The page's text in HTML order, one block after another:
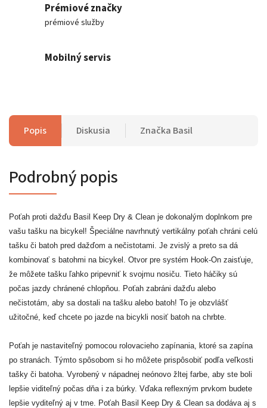
Prémiové značky
prémiové služby
Mobilný servis
Popis Diskusia Značka Basil
Podrobný popis
Poťah proti dažďu Basil Keep Dry & Clean je dokonalým doplnkom pre
vašu tašku na bicykel! Špeciálne navrhnutý vertikálny poťah chráni celú
tašku či batoh pred dažďom a nečistotami. Je zvislý a preto sa dá
kombinovať s batohmi na bicykel. Otvor pre systém Hook-On zaisťuje,
že môžete tašku ľahko pripevniť k svojmu nosiču. Tieto háčiky sú
počas jazdy chránené chlopňou. Poťah zabráni dažďu alebo
nečistotám, aby sa dostali na tašku alebo batoh! To je obzvlášť
užitočné, keď chcete po jazde na bicykli nosiť batoh na chrbte.
Poťah je nastaviteľný pomocou rolovacieho zapínania, ktoré sa zapína
po stranách. Týmto spôsobom si ho môžete prispôsobiť podľa veľkosti
tašky či batoha. Vyrobený v nápadnej neónovo žltej farbe, aby ste boli
lepšie viditeľný počas dňa i za búrky. Vďaka reflexným prvkom budete
lepšie vyditeľný aj v tme. Poťah Basil Keep Dry & Clean sa dodáva aj s